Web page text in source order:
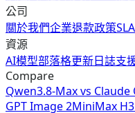
公司
關於我們企業退款政策SLA
資源
AI模型部落格更新日誌支
Compare
Qwen3.8-Maxvs Claude
GPT Image 2MiniMax H3